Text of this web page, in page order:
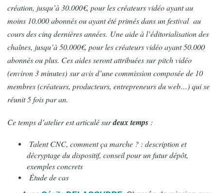
création, jusqu’à 30.000€, pour les créateurs vidéo ayant au
moins 10.000 abonnés ou ayant été primés dans un festival au
cours des cinq dernières années. Une aide à l’éditorialisation des
chaînes, jusqu’à 50.000€, pour les créateurs vidéo ayant 50.000
abonnés ou plus. Ces aides seront attribuées sur pitch vidéo
(environ 3 minutes) sur avis d’une commission composée de 10
membres (créateurs, producteurs, entrepreneurs du web…) qui se
réunit 5 fois par an.
Ce temps d’atelier est articulé surdeux temps :
Talent CNC, comment ça marche ? : description et
décryptage du dispositif, conseil pour un futur dépôt,
exemples concrets
Étude de cas